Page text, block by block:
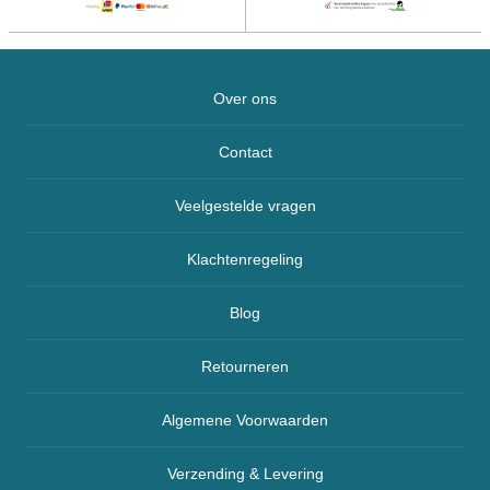
Over ons
Contact
Veelgestelde vragen
Klachtenregeling
Blog
Retourneren
Algemene Voorwaarden
Verzending & Levering